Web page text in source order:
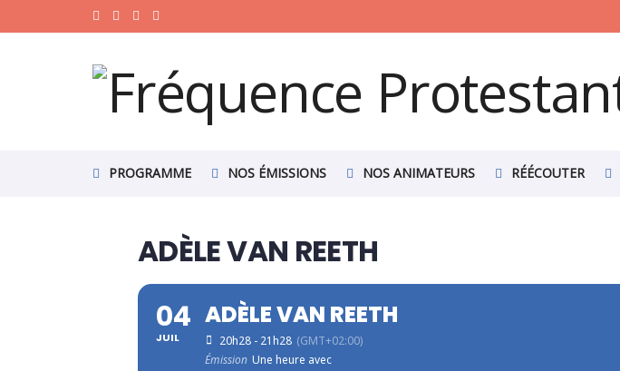
PROGRAMME NOS ÉMISSIONS NOS ANIMATEURS RÉÉCOUTER
ADÈLE VAN REETH
04
JUIL
ADÈLE VAN REETH
20h28 - 21h28 (GMT+02:00)
Émission Une heure avec